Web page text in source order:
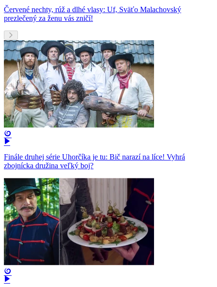
Červené nechty, rúž a dlhé vlasy: Uf, Sväťo Malachovský
prezlečený za ženu vás zničí!
Finále druhej série Uhorčíka je tu: Bič narazí na líce! Vyhrá
zbojnícka družina veľký boj?